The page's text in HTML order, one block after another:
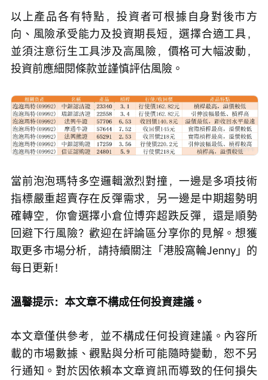
以上產品各有特點，投資者可根據自身對後市方
向、風險承受能力及投資期長短，選擇合適工具，
並須注意衍生工具涉及高風險，價格可大幅波動，
投資前應細閱條款並謹慎評估風險。
當前泡泡瑪特多空邏輯激烈對撞，一邊是多項技術
指標嚴重超賣存在反彈需求，另一邊是中期趨勢明
確轉空，你會選擇小倉位博弈超跌反彈，還是順勢
回避下行風險？歡迎在評論區分享你的見解。想獲
取更多市場分析，請持續關注「港股窩輪Jenny」的
每日更新！
溫馨提示：本文章不構成任何投資建議。
本文章僅供參考，並不構成任何投資建議。內容所
載的市場數據、觀點與分析可能隨時變動，恕不另
行通知。對於因依賴本文章資訊而導致的任何損失